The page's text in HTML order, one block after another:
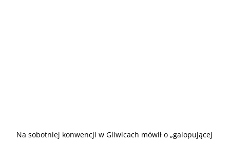
Na sobotniej konwencji w Gliwicach mówił o „galopującej